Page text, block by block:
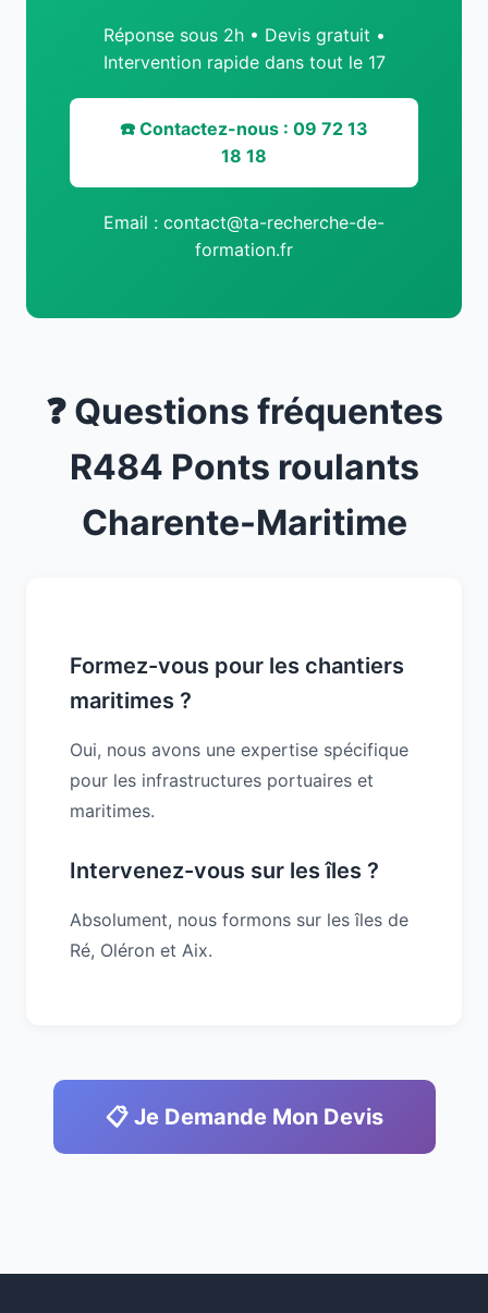
Réponse sous 2h • Devis gratuit •
Intervention rapide dans tout le 17
☎️ Contactez-nous : 09 72 13
18 18
Email : contact@ta-recherche-de-
formation.fr
❓ Questions fréquentes
R484 Ponts roulants
Charente-Maritime
Formez-vous pour les chantiers
maritimes ?
Oui, nous avons une expertise spécifique
pour les infrastructures portuaires et
maritimes.
Intervenez-vous sur les îles ?
Absolument, nous formons sur les îles de
Ré, Oléron et Aix.
📋 Je Demande Mon Devis